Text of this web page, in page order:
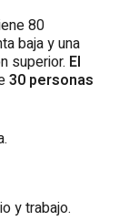
80
baja y una
superior. El
30 personas
y trabajo.